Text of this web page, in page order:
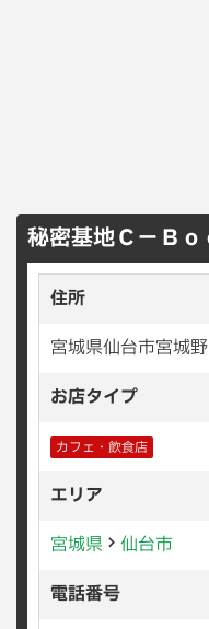
秘密基地Ｃ−Ｂｏ
住所
宮城県仙台市宮城
お店タイプ
カフェ・飲食店
エリア
宮城県
仙台市
電話番号